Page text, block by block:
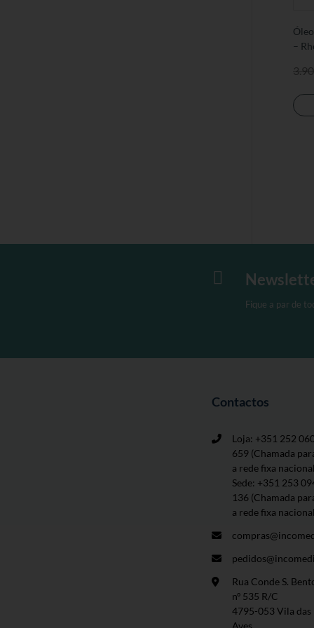
–
3.90

Fique a par de
Contactos
Loja: +351 252
659 (Chamada
a rede fixa
Sede: +351 253
136 (Chamada
a rede fixa
Rua Conde S.
nº 535 R/C
4795-053 Vila das
Aves.